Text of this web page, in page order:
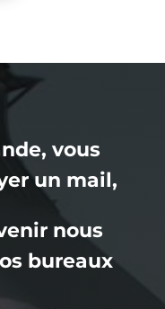
vous
un mail,
nous
bureaux